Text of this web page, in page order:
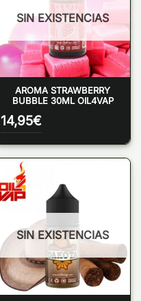
SIN EXISTENCIAS
AROMA STRAWBERRY
BUBBLE 30ML OIL4VAP
14,95€
SIN EXISTENCIAS